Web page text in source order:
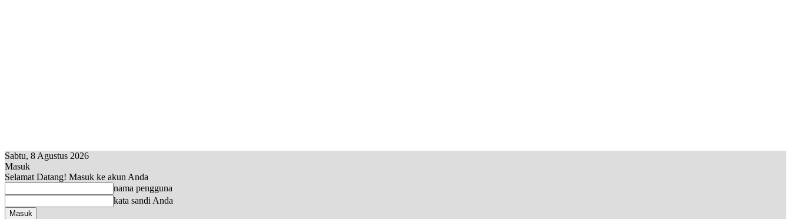
Sabtu, 8 Agustus 2026
Masuk
Selamat Datang! Masuk ke akun Anda
nama pengguna
kata sandi Anda